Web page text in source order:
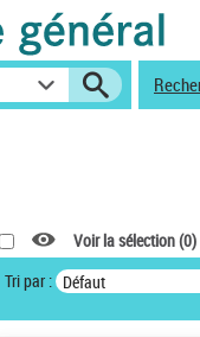
Voir la sélection (0)
Tri par : Défaut